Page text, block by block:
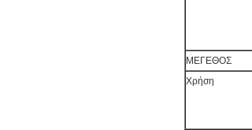
ΜΕΓΕΘΟΣ
Χρήση